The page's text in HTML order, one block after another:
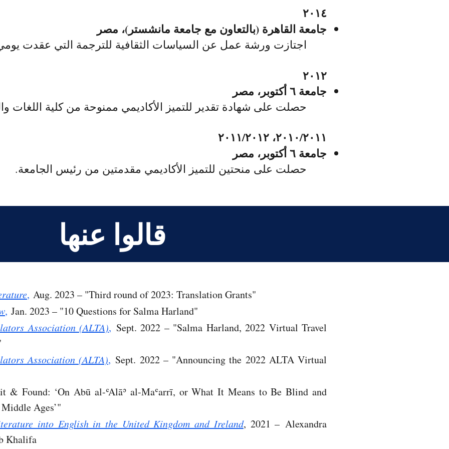
٢٠١٤
جامعة القاهرة (بالتعاون مع جامعة مانشستر)، مصر
اجتازت ورشة عمل عن السياسات الثقافية للترجمة التي عقدت يومي ٢٧ و٢٨
٢٠١٢
جامعة ٦ أكتوبر، مصر​
حصلت على شهادة تقدير للتميز الأكاديمي ممنوحة من كلية اللغات
٢٠١٠/٢٠١١، ٢٠١١/٢٠١٢
​جامعة ٦ أكتوبر، مصر
حصلت على منحتين للتميز الأكاديمي مقدمتين من رئيس الجامعة.
قالوا عنها
, Aug. 2023 – "Third round of 2023: Translation Grants"
, Jan. 2023 – "10 Questions for Salma Harland"
Association (ALTA), Sept. 2022 – "Salma Harland, 2022 Virtual Travel
Association (ALTA), Sept. 2022 – "Announcing the 2022 ALTA Virtual
& Found: ‘On Abū al-ʿAlāʾ al-Maʿarrī, or What It Means to Be Blind and
Ages’"
into English in the United Kingdom and Ireland, 2021 – Alexandra
Khalifa